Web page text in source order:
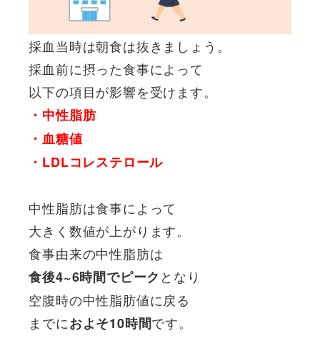
採血当時は朝食は抜きましょう。
採血前に摂った食事によって
以下の項目が影響を受けます。
・中性脂肪
・血糖値
・LDLコレステロール
中性脂肪は食事によって
大きく数値が上がります。
食事由来の中性脂肪は
食後4~6時間でピーク となり
空腹時の中性脂肪値に戻る
までにおよそ10時間です。